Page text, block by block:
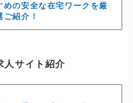
めの安全な在宅ワークを厳
ご紹介！
人サイト紹介